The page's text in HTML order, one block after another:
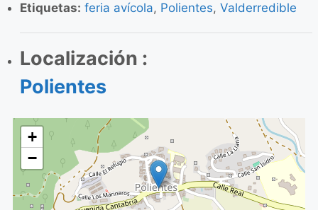
Etiquetas: feria avícola, Polientes,Valderredible
Localización :
Polientes
+
−